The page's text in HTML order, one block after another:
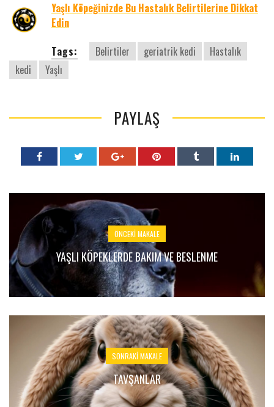
Yaşlı Köpeğinizde Bu Hastalık Belirtilerine Dikkat
Edin
Tags:
Belirtiler geriatrik kedi
Hastalık
kedi
Yaşlı
PAYLAŞ
ÖNCEKI MAKALE
YAŞLI KÖPEKLERDE BAKIM VE BESLENME
SONRAKI MAKALE
TAVŞANLAR